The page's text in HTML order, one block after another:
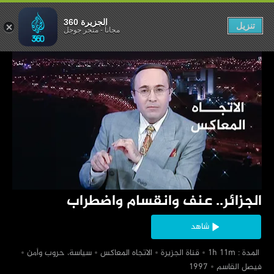
‏الجزائر.. عنف وانقسام واضطراب
شاهد
‏ المدة : 1h 11m
‏قناة الجزيرة ‏الاتجاه المعاكس
‏سياسة، حروب وأمن
‏فيصل القاسم
واضطراب
الجزيرة 360
مجاناً-متجر جوجل تنزيل